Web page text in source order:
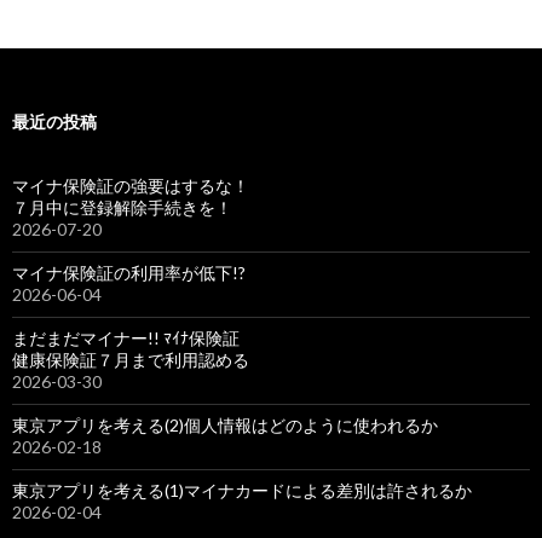
最近の投稿
マイナ保険証の強要はするな！
７月中に登録解除手続きを！
2026-07-20
マイナ保険証の利用率が低下!?
2026-06-04
まだまだマイナー!! ﾏｲﾅ保険証
健康保険証７月まで利用認める
2026-03-30
東京アプリを考える(2)個人情報はどのように使われるか
2026-02-18
東京アプリを考える(1)マイナカードによる差別は許されるか
2026-02-04